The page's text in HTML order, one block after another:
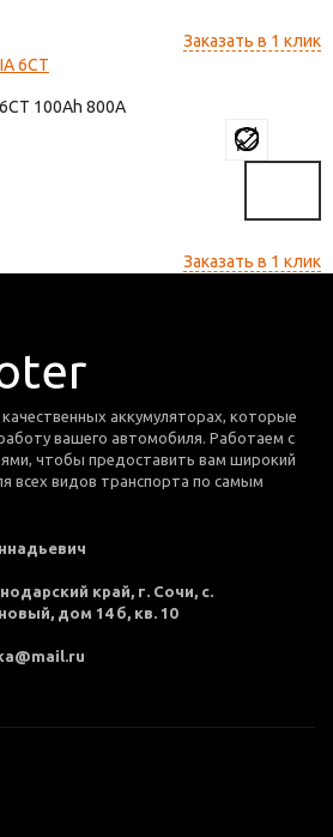
Заказать в 1 клик
100 800
Заказать в 1 клик
аккумуляторах, которые
вашего автомобиля. Работаем с
чтобы предоставить вам широкий
всех видов транспорта по самым
край, г. Сочи, с.
дом 14 б, кв. 10